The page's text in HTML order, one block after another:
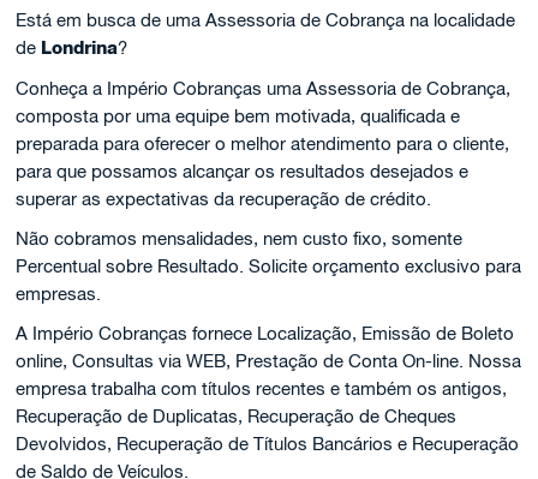
Está em busca de uma Assessoria de Cobrança na localidade
de Londrina?
Conheça a Império Cobranças uma Assessoria de Cobrança,
composta por uma equipe bem motivada, qualificada e
preparada para oferecer o melhor atendimento para o cliente,
para que possamos alcançar os resultados desejados e
superar as expectativas da recuperação de crédito.
Não cobramos mensalidades, nem custo fixo, somente
Percentual sobre Resultado. Solicite orçamento exclusivo para
empresas.
A Império Cobranças fornece Localização, Emissão de Boleto
online, Consultas via WEB, Prestação de Conta On-line. Nossa
empresa trabalha com títulos recentes e também os antigos,
Recuperação de Duplicatas, Recuperação de Cheques
Devolvidos, Recuperação de Títulos Bancários e Recuperação
de Saldo de Veículos.